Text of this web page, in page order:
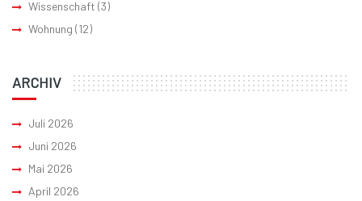
Wissenschaft (3)
Wohnung (12)
ARCHIV
Juli 2026
Juni 2026
Mai 2026
April 2026